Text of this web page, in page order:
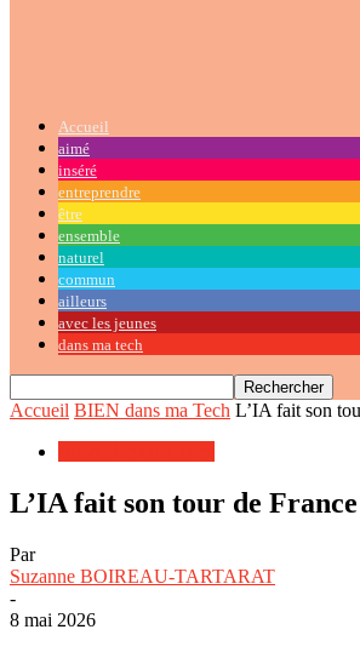
Accueil
aimé
inséré
entreprendre
être
ensemble
naturel
commun
ailleurs
avec les jeunes
dans ma tech
Accueil BIEN dans ma Tech L’IA fait son
L’IA fait son tour de France
Par
Suzanne BOIREAU-TARTARAT
-
8 mai 2026